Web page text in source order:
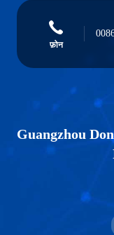
फ़ोन
Guangzhou